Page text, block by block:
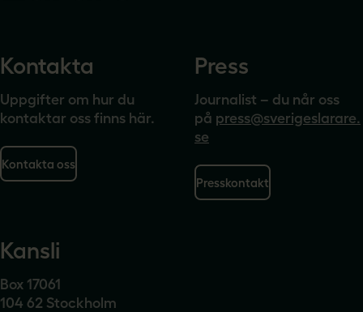
Kontakta
Uppgifter om hur du
kontaktar oss finns här.
Kontakta oss
Press
Journalist – du når oss
på press@sverigeslarare.
se
Presskontakt
Kansli
Box 17061
104 62 Stockholm